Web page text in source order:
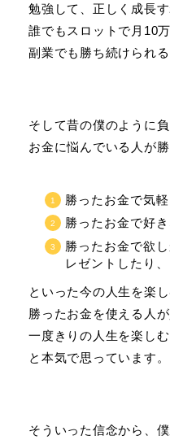
勉強して、正しく成長す
誰でもスロットで月10
副業でも勝ち続けられ
そして昔の僕のように
お金に悩んでいる人が
勝ったお金で気
勝ったお金で好
勝ったお金で欲
レゼントしたり、
といった今の人生を楽
勝ったお金を使える人
一度きりの人生を楽し
と本気で思っています。
そういった信念から、